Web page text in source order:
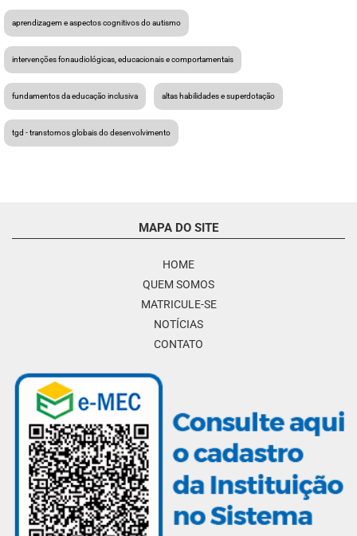
aprendizagem e aspectos cognitivos do autismo
intervenções fonaudiológicas, educacionais e comportamentais
fundamentos da educação inclusiva altas habilidades e superdotação
tgd - transtornos globais do desenvolvimento
MAPA DO SITE
HOME
QUEM SOMOS
MATRICULE-SE
NOTÍCIAS
CONTATO